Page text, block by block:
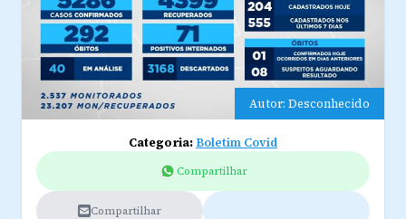
Autor: Desconhecido
Categoria:Boletim Covid
Compartilhar
Compartilhar